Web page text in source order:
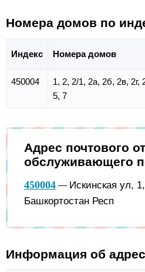
Номера домов по
Индекс Номера домов
450004
1, 2, 2/1, 2а, 2б, 2в,
5, 7
Адрес почтового
обслуживающего
450004 — Искинская ул,
Башкортостан Респ
Информация об